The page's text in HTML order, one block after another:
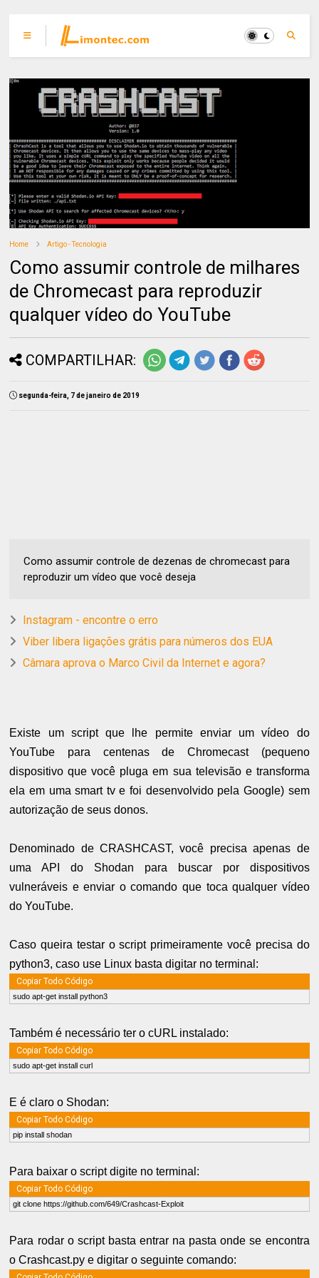
Home Artigo - Tecnologia
Como assumir controle de milhares
de Chromecast para reproduzir
qualquer vídeo do YouTube
COMPARTILHAR:
segunda-feira, 7 de janeiro de 2019
Como assumir controle de dezenas de chromecast para
reproduzir um vídeo que você deseja
Instagram - encontre o erro
Viber libera ligações grátis para números dos EUA
Câmara aprova o Marco Civil da Internet e agora?
Existe um script que lhe permite enviar um vídeo do
YouTube para centenas de Chromecast (pequeno
dispositivo que você pluga em sua televisão e transforma
ela em uma smart tv e foi desenvolvido pela Google) sem
autorização de seus donos.
Denominado de CRASHCAST, você precisa apenas de
uma API do Shodan para buscar por dispositivos
vulneráveis e enviar o comando que toca qualquer vídeo
do YouTube.
Caso queira testar o script primeiramente você precisa do
python3, caso use Linux basta digitar no terminal:
Copiar Todo Código
sudo apt-get install python3
Também é necessário ter o cURL instalado:
Copiar Todo Código
sudo apt-get install curl
E é claro o Shodan:
Copiar Todo Código
pip install shodan
Para baixar o script digite no terminal:
Copiar Todo Código
git clone https://github.com/649/Crashcast-Exploit
Para rodar o script basta entrar na pasta onde se encontra
o Crashcast.py e digitar o seguinte comando: